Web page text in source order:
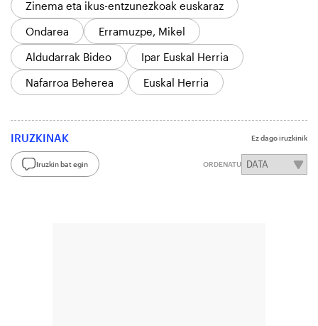
Zinema eta ikus-entzunezkoak euskaraz
Ondarea
Erramuzpe, Mikel
Aldudarrak Bideo
Ipar Euskal Herria
Nafarroa Beherea
Euskal Herria
IRUZKINAK Ez dago iruzkinik
Iruzkin bat egin ORDENATU